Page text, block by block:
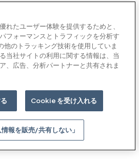
れたユーザー体験を提供するためと、
フォーマンスとトラフィックを分析す
のトラッキング技術を使用していま
当社サイトの利用に関する情報は、当
、広告、分析パートナーと共有されま
Cookie を受け入れる
情報を販売/共有しない」